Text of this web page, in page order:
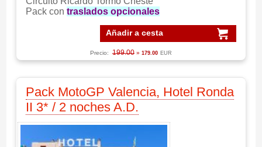
Pack con traslados opcionales
Añadir a cesta
Precio: 199.00 » 179.00 EUR
Pack MotoGP Valencia, Hotel Ronda
II 3* / 2 noches A.D.